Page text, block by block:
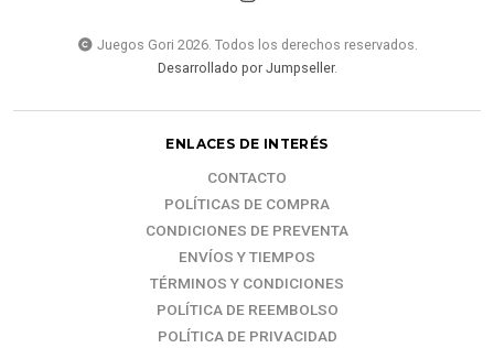
Juegos Gori 2026. Todos los derechos reservados.
Desarrollado por Jumpseller.
ENLACES DE INTERÉS
CONTACTO
POLÍTICAS DE COMPRA
CONDICIONES DE PREVENTA
ENVÍOS Y TIEMPOS
TÉRMINOS Y CONDICIONES
POLÍTICA DE REEMBOLSO
POLÍTICA DE PRIVACIDAD